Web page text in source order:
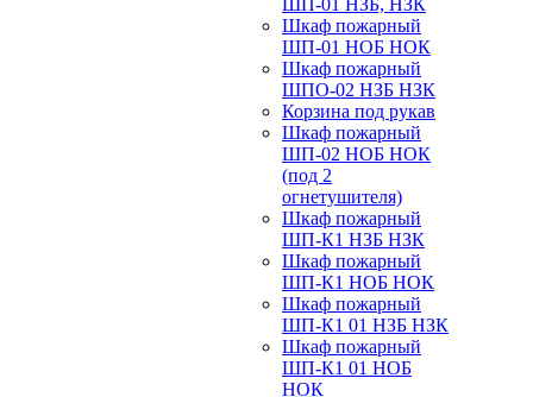
ШП-01 НЗБ, НЗК
Шкаф пожарный
ШП-01 НОБ НОК
Шкаф пожарный
ШПО-02 НЗБ НЗК
Корзина под рукав
Шкаф пожарный
ШП-02 НОБ НОК
(под 2
огнетушителя)
Шкаф пожарный
ШП-К1 НЗБ НЗК
Шкаф пожарный
ШП-К1 НОБ НОК
Шкаф пожарный
ШП-К1 01 НЗБ НЗК
Шкаф пожарный
ШП-К1 01 НОБ
НОК